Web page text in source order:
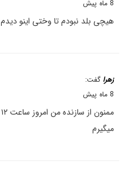
8 ماه پیش
هیچی بلد نبودم تا وختی اینو دیدم
زهرا گفت:
8 ماه پیش
میگیرم